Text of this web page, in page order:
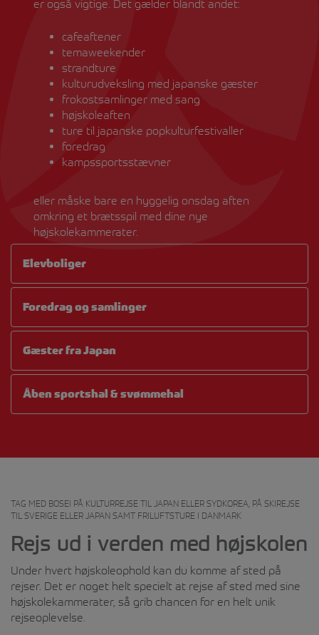
er også vigtige. Det gælder blandt andet:
cafeaftener
temaweekender
strandture
kulturudveksling med japanske gæster
frokostsamlinger med sang
højskoleaften
ture til japanske popkulturfestivaller
foredrag
kampssportsstævner
eller måske bare en hyggelig onsdag aften
omkring et brætsspil med dine nye
højskolekammerater.
Elevboliger
Foredrag og samlinger
Gæster fra Japan
Åben sportshal & svømmehal
TAG MED BOSEI PÅ KULTURREJSE TIL JAPAN ELLER SYDKOREA, PÅ SKIREJSE
TIL SVERIGE ELLER JAPAN SAMT FRILUFTSTURE I DANMARK
Rejs ud i verden med højskolen
Under hvert højskoleophold kan du komme af sted på
rejser. Det er noget helt specielt at rejse af sted med sine
højskolekammerater, så grib chancen for en helt unik
rejseoplevelse.